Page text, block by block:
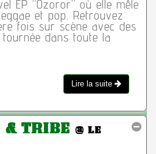
EP “Ozoror” où elle mêle
et pop. Retrouvez
fois sur scène avec des
tournée dans toute la
Lire la suite
& TRIBE @ LE